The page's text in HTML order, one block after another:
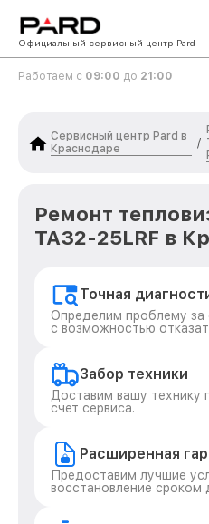
Официальный сервисный центр Pard
Работаем с 09:00 до 21:00
Сервисный центр Pard в
Краснодаре
/
Ремонт
TA32-25LRF в
Точная
Определим проблему за
с возможностью
Забор техники
Доставим вашу технику
счет сервиса.
Расширенная
Предоставим лучшие
восстановление сроком